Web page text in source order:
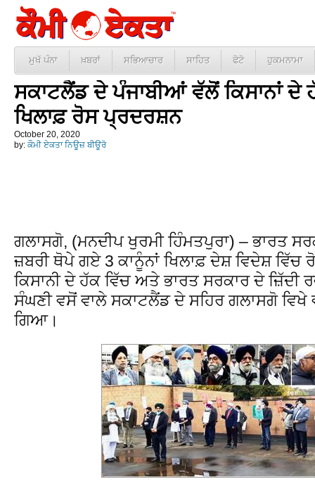
ਮੁਖੱ ਪੰਨਾ ਖ਼ਬਰਾਂ ਸਭਿਆਚਾਰ ਸਾਹਿਤ ਫੋਟੋ ਹੁਕਮਨਾਮਾ
ਸਕਾਟਲੈਂਡ ਦੇ ਪੰਜਾਬੀਆਂ ਵੱਲੋਂ ਕਿਸਾਨਾਂ ਦੇ
ਖਿਲਾਫ਼ ਰੋਸ ਪ੍ਰਦਰਸ਼ਨ
October 20, 2020
by: ਕੌਮੀ ਏਕਤਾ ਨਿਊਜ਼ ਬੀਊਰੋ
ਗਲਾਸਗੋ, (ਮਨਦੀਪ ਖੁਰਮੀ ਹਿੰਮਤਪੁਰਾ) – ਭਾਰਤ
ਜ਼ਬਰੀ ਥੋਪੇ ਗਏ 3 ਕਾਨੂੰਨਾਂ ਖਿਲਾਫ਼ ਦੇਸ਼ ਵਿਦੇਸ਼
ਕਿਸਾਨੀ ਦੇ ਹੱਕ ਵਿੱਚ ਅਤੇ ਭਾਰਤ ਸਰਕਾਰ ਦੇ ਜ਼ਿੱਦੀ
ਸੰਘਣੀ ਵਸੋਂ ਵਾਲੇ ਸਕਾਟਲੈਂਡ ਦੇ ਸਹਿਰ ਗਲਾਸਗੋ ਵਿਖੇ
ਗਿਆ।